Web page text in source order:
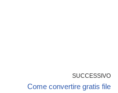
SUCCESSIVO
Come convertire gratis file